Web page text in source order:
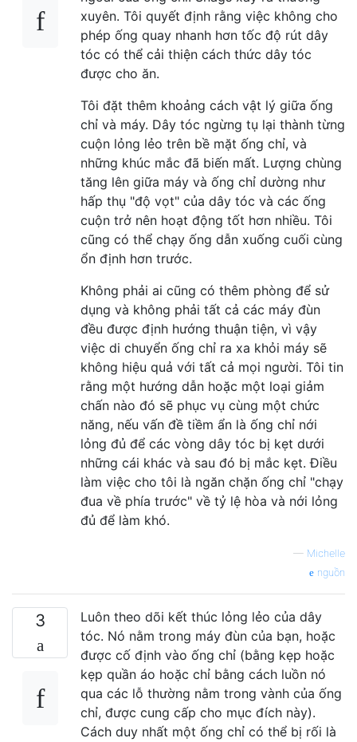
xuyên. Tôi quyết định rằng việc không cho
phép ống quay nhanh hơn tốc độ rút dây
tóc có thể cải thiện cách thức dây tóc
được cho ăn.
Tôi đặt thêm khoảng cách vật lý giữa ống
chỉ và máy. Dây tóc ngừng tụ lại thành từng
cuộn lỏng lẻo trên bề mặt ống chỉ, và
những khúc mắc đã biến mất. Lượng chùng
tăng lên giữa máy và ống chỉ dường như
hấp thụ "độ vọt" của dây tóc và các ống
cuộn trở nên hoạt động tốt hơn nhiều. Tôi
cũng có thể chạy ống dẫn xuống cuối cùng
ổn định hơn trước.
Không phải ai cũng có thêm phòng để sử
dụng và không phải tất cả các máy đùn
đều được định hướng thuận tiện, vì vậy
việc di chuyển ống chỉ ra xa khỏi máy sẽ
không hiệu quả với tất cả mọi người. Tôi tin
rằng một hướng dẫn hoặc một loại giảm
chấn nào đó sẽ phục vụ cùng một chức
năng, nếu vấn đề tiềm ẩn là ống chỉ nới
lỏng đủ để các vòng dây tóc bị kẹt dưới
những cái khác và sau đó bị mắc kẹt. Điều
làm việc cho tôi là ngăn chặn ống chỉ "chạy
đua về phía trước" về tỷ lệ hòa và nới lỏng
đủ để làm khó.
— Michelle
nguồn
3
Luôn theo dõi kết thúc lỏng lẻo của dây
tóc. Nó nằm trong máy đùn của bạn, hoặc
được cố định vào ống chỉ (bằng kẹp hoặc
kẹp quần áo hoặc chỉ bằng cách luồn nó
qua các lỗ thường nằm trong vành của ống
chỉ, được cung cấp cho mục đích này).
Cách duy nhất một ống chỉ có thể bị rối là